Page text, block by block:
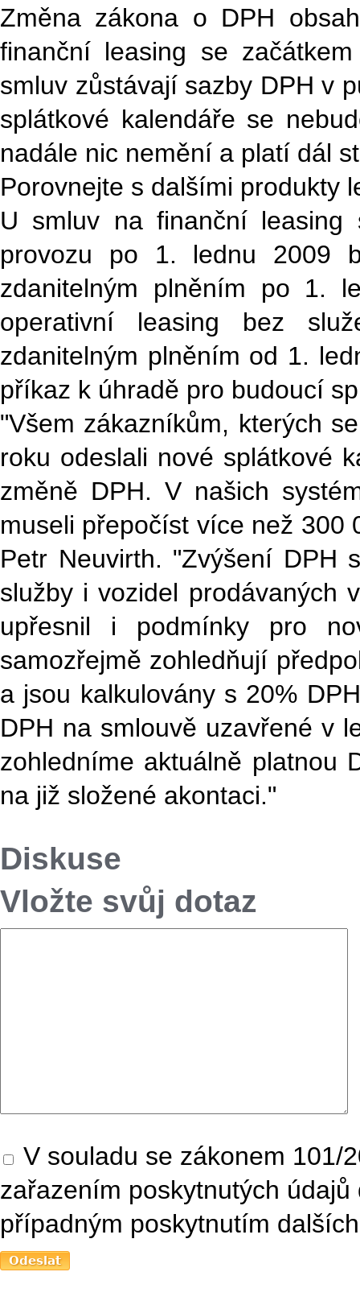
Změna zákona o DPH
finanční leasing se
smluv zůstávají sazby DPH v
splátkové kalendáře se
nadále nic nemění a platí dál
Porovnejte s dalšími produkty
U smluv na finanční leasing
provozu po 1. lednu 2009
zdanitelným plněním po 1.
operativní leasing bez
zdanitelným plněním od 1.
příkaz k úhradě pro budoucí
"Všem zákazníkům, kterých
roku odeslali nové splátkové
změně DPH. V našich
museli přepočíst více než 300
Petr Neuvirth. "Zvýšení DPH
služby i vozidel prodávaných
upřesnil i podmínky pro
samozřejmě zohledňují
a jsou kalkulovány s 20%
DPH na smlouvě uzavřené v
zohledníme aktuálně platnou
na již složené akontaci."
Diskuse
Vložte svůj dotaz
V souladu se zákonem 101/
zařazením poskytnutých
případným poskytnutím